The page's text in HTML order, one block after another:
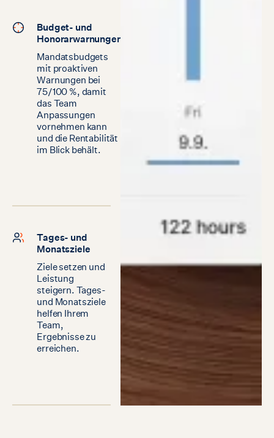
Budget- und
Honorarwarnungen
Mandatsbudgets
mit proaktiven
Warnungen bei
75/100 %, damit
das Team
Anpassungen
vornehmen kann
und die Rentabilität
im Blick behält.
Tages- und
Monatsziele
Ziele setzen und
Leistung
steigern. Tages-
und Monatsziele
helfen Ihrem
Team,
Ergebnisse zu
erreichen.